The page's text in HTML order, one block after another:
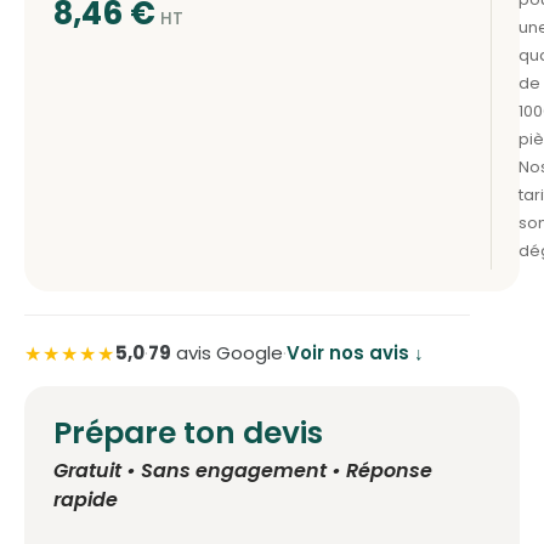
8,46 €
★★★★★5,0·79 avis Google·Voir nos avis ↓
Prépare ton devis
Gratuit • Sans engagement • Réponse
rapide